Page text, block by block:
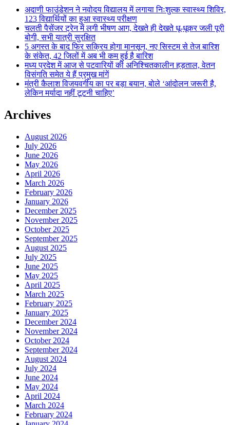
अदाणी फाउंडेशन ने नवोदय विद्यालय में लगाया निःशुल्क स्वास्थ्य शिविर,
123 विद्यार्थियों का हुआ स्वास्थ्य परीक्षण
चलती पैसेंजर ट्रेन में लगी भीषण आग, देखते ही देखते धू-धूकर जली पूरी
बोगी, सभी यात्री सुरक्षित
5 अगस्त के बाद फिर सक्रिय होगा मानसून, नए सिस्टम से तेज बारिश
के संकेत, 42 जिलों में अब भी कम हुई है बारिश
मध्य प्रदेश में आज से पटवारियों की अनिश्चितकालीन हड़ताल, वेतन
विसंगति समेत ये हैं प्रमुख मांगें
मंत्री कैलाश विजयवर्गीय का पर बड़ा बयान, बोले ‘आंदोलन जरूरी है,
लेकिन मर्यादा नहीं टूटनी चाहिए’
Archives
August 2026
July 2026
June 2026
May 2026
April 2026
March 2026
February 2026
January 2026
December 2025
November 2025
October 2025
September 2025
August 2025
July 2025
June 2025
May 2025
April 2025
March 2025
February 2025
January 2025
December 2024
November 2024
October 2024
September 2024
August 2024
July 2024
June 2024
May 2024
April 2024
March 2024
February 2024